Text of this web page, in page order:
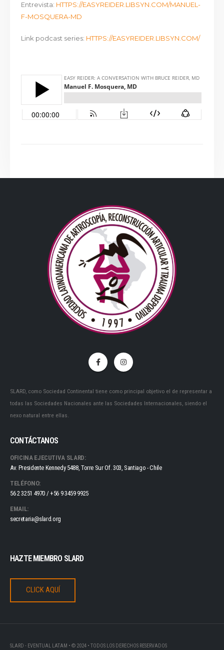
Entrevista: HTTPS://EASYREIDER.LIBSYN.COM/MANUEL-
F-MOSQUERA-MD
Link podcast series: HTTPS://EASYREIDER.LIBSYN.COM/
SLARD, como Sociedad Continental tiene como principal objetivo el de representar a
todas las Sociedades Nacionales ante las Sociedades Internacionales, siendo el
nexo natural entre ellas.
CONTÁCTANOS
OFICINA EJECUTIVA SLARD:
Av. Presidente Kennedy 5488, Torre Sur Of. 303, Santiago - Chile
TELÉFONO:
56 2 3251 4970 / +56 9 3459 9925
EMAIL:
secretaria@slard.org
HAZTE MIEMBRO SLARD
CLICK AQUÍ
SLARD - EVENTUAL LATAM • © 2024 • TODOS LOS DERECHOS RESERVADOS